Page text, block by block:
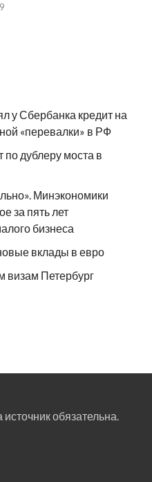
у Сбербанка кредит на
«перевалки» в РФ
по дублеру моста в
Минэкономики
за пять лет
бизнеса
вклады в евро
визам Петербург
обязательна.